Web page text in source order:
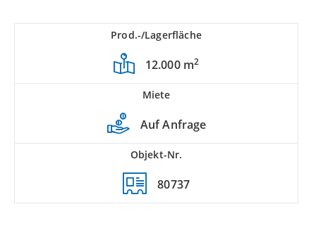
Prod.-/Lagerfläche
12.000 m2
Miete
Auf Anfrage
Objekt-Nr.
80737